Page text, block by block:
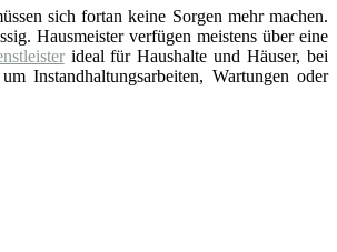
sich fortan keine Sorgen mehr machen.
Hausmeister verfügen meistens über eine
ideal für Haushalte und Häuser, bei
Instandhaltungsarbeiten, Wartungen oder